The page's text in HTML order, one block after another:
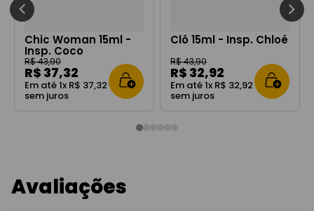
Chic Woman 15ml -
Insp. Coco
Mademoiselle
R$43,90
R$ 37,32
Em até1x R$ 37,32
sem juros
Clô 15ml - Insp. Chloé
R$43,90
R$ 32,92
Em até1x R$ 32,92
sem juros
Avaliações